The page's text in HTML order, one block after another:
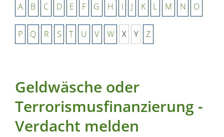
A B C D E F G H I J K L M N O
P Q R S T U V W X Y Z
Geldwäsche oder
Terrorismusfinanzierung -
Verdacht melden